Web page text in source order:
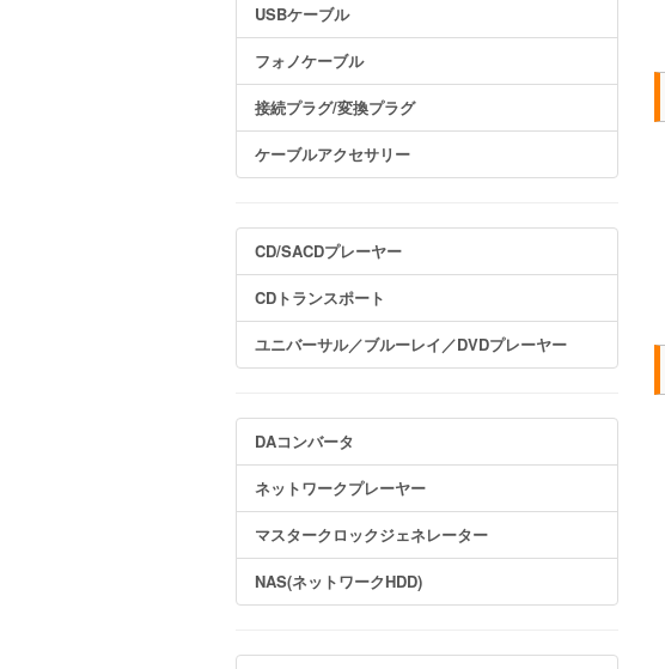
USBケーブル
フォノケーブル
接続プラグ/変換プラグ
ケーブルアクセサリー
CD/SACDプレーヤー
CDトランスポート
ユニバーサル／ブルーレイ／DVDプレーヤー
DAコンバータ
ネットワークプレーヤー
マスタークロックジェネレーター
NAS(ネットワークHDD)